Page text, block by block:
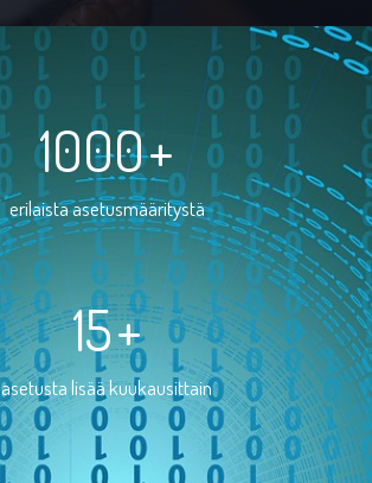
1000+
erilaista asetusmääritystä
15+
asetusta lisää kuukausittain